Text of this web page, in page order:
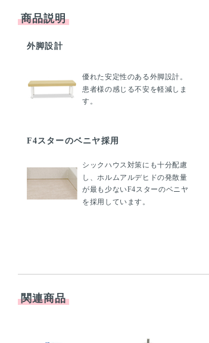
商品説明
外脚設計
優れた安定性のある外脚設計。
患者様の感じる不安を軽減しま
す。
F4スターのベニヤ採用
シックハウス対策にも十分配慮
し、ホルムアルデヒドの発散量
が最も少ないF4スターのベニヤ
を採用しています。
関連商品